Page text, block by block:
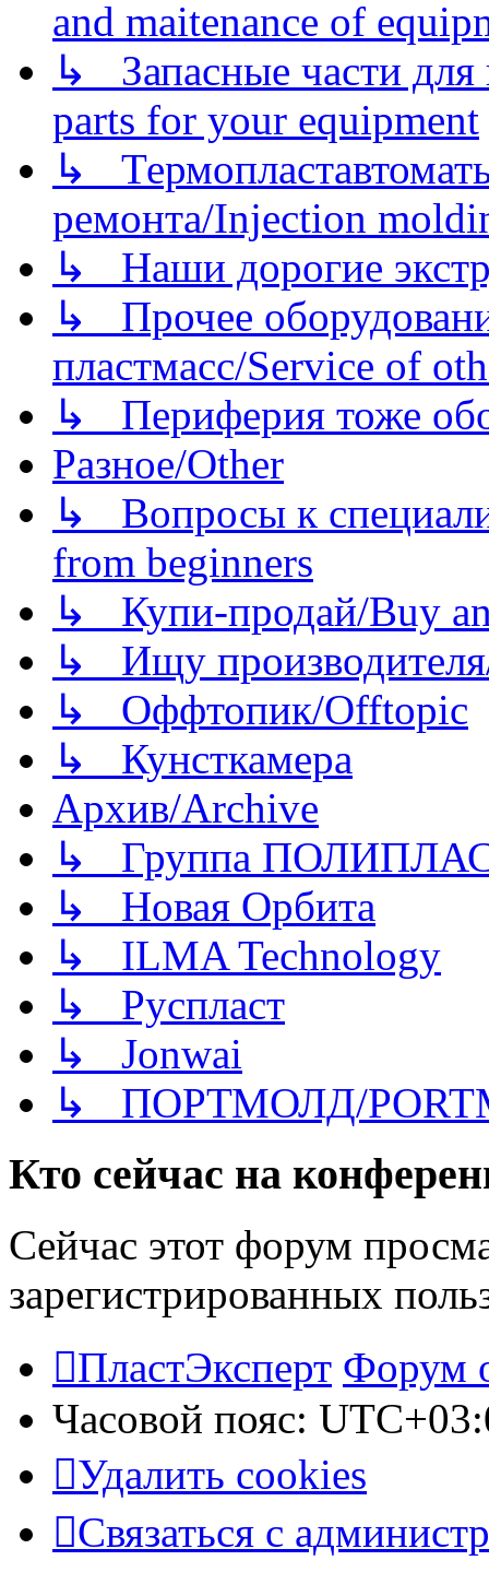
and maitenance of
↳ Запасные части для
parts for your equipment
↳
ремонта/Injection
↳ Наши дорогие
↳ Прочее
пластмасс/Service of
↳ Периферия тоже
Разное/Other
↳ Вопросы к
from beginners
↳ Купи-продай/Buy
↳ Ищу
↳ Оффтопик/Offtopic
↳ Кунсткамера
Архив/Archive
↳ Группа
↳ Новая Орбита
↳ ILMA Technology
↳ Руспласт
↳ Jonwai
↳ ПОРТМОЛД/
Кто сейчас на
Сейчас этот форум
зарегистрированных
ПластЭксперт Форум
Часовой пояс:
Удалить cookies
Связаться с